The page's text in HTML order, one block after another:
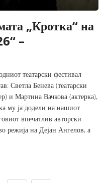
„Кротка“ на
–
театарски фестивал
Светла Бенева (театарски
и Мартина Вачкова (актерка),
му ја додели на нашиот
впечатлив авторски
режија на Дејан Ангелов, а